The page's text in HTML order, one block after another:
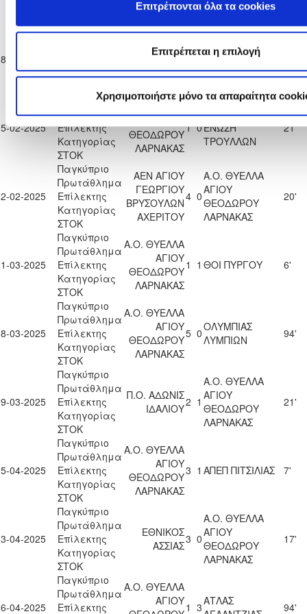
Επιτρέπονται όλα τα cookies
Επιτρέπεται η επιλογή
Χρησιμοποιήστε μόνο τα απαραίτητα
ΛΑΡΝΑΚΑΣ
02-2025
Παγκύπριο
Κατηγορίας
Η0 2
Α.Ο. ΘΥΕΛΛΑ
ΑΓΙΟΥ
ΛΑΡΝΑΚΑΣ
02-2025
Παγκύπριο
Πρωτάθλημα
Επίλεκτης
Κατηγορίας
ΣΤΟΚ
Α.Ο. ΘΥΕΛΛΑ
ΑΓΙΟΥ
ΘΕΟΔΩΡΟΥ
ΛΑΡΝΑΚΑΣ
1 0
ΑΘΛΗΤΙΚΗ
ΕΝΩΣΗ
ΤΡΟΥΛΛΩΝ
21'
02-2025
Παγκύπριο
Πρωτάθλημα
Επίλεκτης
Κατηγορίας
ΣΤΟΚ
ΑΕΝ ΑΓΙΟΥ
ΓΕΩΡΓΙΟΥ
ΒΡΥΣΟΥΛΩΝ
ΑΧΕΡΙΤΟΥ
4 0
Α.Ο. ΘΥΕΛΛΑ
ΑΓΙΟΥ
ΘΕΟΔΩΡΟΥ
ΛΑΡΝΑΚΑΣ
20'
03-2025
Παγκύπριο
Πρωτάθλημα
Επίλεκτης
Κατηγορίας
ΣΤΟΚ
Α.Ο. ΘΥΕΛΛΑ
ΑΓΙΟΥ
ΘΕΟΔΩΡΟΥ
ΛΑΡΝΑΚΑΣ
1 1 ΘΟΙ ΠΥΡΓΟΥ 6'
03-2025
Παγκύπριο
Πρωτάθλημα
Επίλεκτης
Κατηγορίας
ΣΤΟΚ
Α.Ο. ΘΥΕΛΛΑ
ΑΓΙΟΥ
ΘΕΟΔΩΡΟΥ
ΛΑΡΝΑΚΑΣ
5 0ΟΛΥΜΠΙΑΣ
ΛΥΜΠΙΩΝ
94'
03-2025
Παγκύπριο
Πρωτάθλημα
Επίλεκτης
Κατηγορίας
ΣΤΟΚ
Π.Ο. ΑΔΩΝΙΣ
ΙΔΑΛΙΟΥ2 1
Α.Ο. ΘΥΕΛΛΑ
ΑΓΙΟΥ
ΘΕΟΔΩΡΟΥ
ΛΑΡΝΑΚΑΣ
21'
04-2025
Παγκύπριο
Πρωτάθλημα
Επίλεκτης
Κατηγορίας
ΣΤΟΚ
Α.Ο. ΘΥΕΛΛΑ
ΑΓΙΟΥ
ΘΕΟΔΩΡΟΥ
ΛΑΡΝΑΚΑΣ
3 1 ΑΠΕΠ ΠΙΤΣΙΛΙΑΣ 7'
04-2025
Παγκύπριο
Πρωτάθλημα
Επίλεκτης
Κατηγορίας
ΣΤΟΚ
ΕΘΝΙΚΟΣ
ΑΣΣΙΑΣ3 0
Α.Ο. ΘΥΕΛΛΑ
ΑΓΙΟΥ
ΘΕΟΔΩΡΟΥ
ΛΑΡΝΑΚΑΣ
17'
04-2025
Παγκύπριο
Πρωτάθλημα
Επίλεκτης
Α.Ο. ΘΥΕΛΛΑ
ΑΓΙΟΥ1 3ΑΤΛΑΣ
94'